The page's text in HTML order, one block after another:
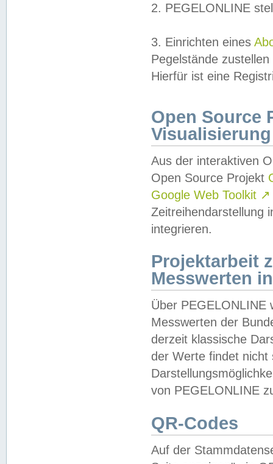
2. PEGELONLINE
3. Einrichten eines
Pegelstände
Hierfür ist eine
Open Source
Visualisierung
Aus der interaktiven
Open Source Projekt
Google Web Toolkit ↗
Zeitreihendarstellung
integrieren.
Projektarbeit
Messwerten
Über PEGELONLINE
Messwerten der
derzeit klassische
der Werte findet
von PEGELONLINE
QR-Codes
Auf der